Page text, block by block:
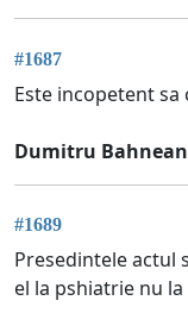
#1687
Este incopetent
Dumitru
#1689
Presedintele actul
el la pshiatrie nu